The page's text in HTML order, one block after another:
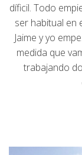
díficil. Todo
ser habitual en
Jaime y yo
medida que
trabajando